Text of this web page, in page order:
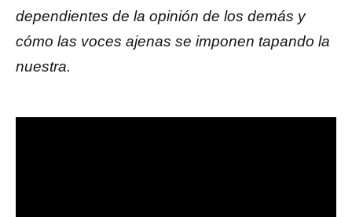
dependientes de la opinión de los demás y
cómo las voces ajenas se imponen tapando la
nuestra.